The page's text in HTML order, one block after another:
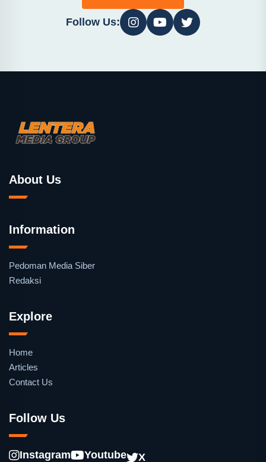
Follow Us:
About Us
Information
Pedoman Media Siber
Redaksi
Explore
Home
Articles
Contact Us
Follow Us
Instagram Youtube X